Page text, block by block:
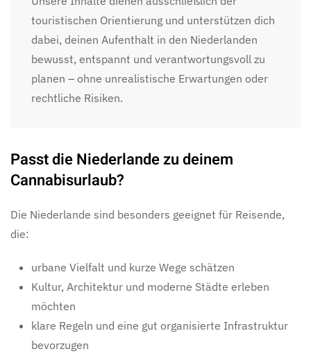
touristischen Orientierung und unterstützen dich
dabei, deinen Aufenthalt in den Niederlanden
bewusst, entspannt und verantwortungsvoll zu
planen – ohne unrealistische Erwartungen oder
rechtliche Risiken.
Passt die Niederlande zu deinem
Cannabisurlaub?
Die Niederlande sind besonders geeignet für Reisende,
die:
urbane Vielfalt und kurze Wege schätzen
Kultur, Architektur und moderne Städte erleben
möchten
klare Regeln und eine gut organisierte Infrastruktur
bevorzugen